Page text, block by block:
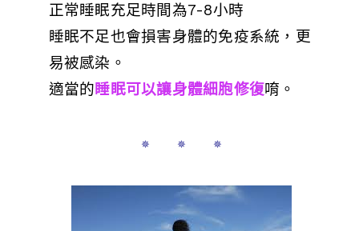
正常睡眠充足時間為7-8小時
睡眠不足也會損害身體的免疫系統，更
易被感染。
適當的睡眠可以讓身體細胞修復唷。
✵ ✵ ✵